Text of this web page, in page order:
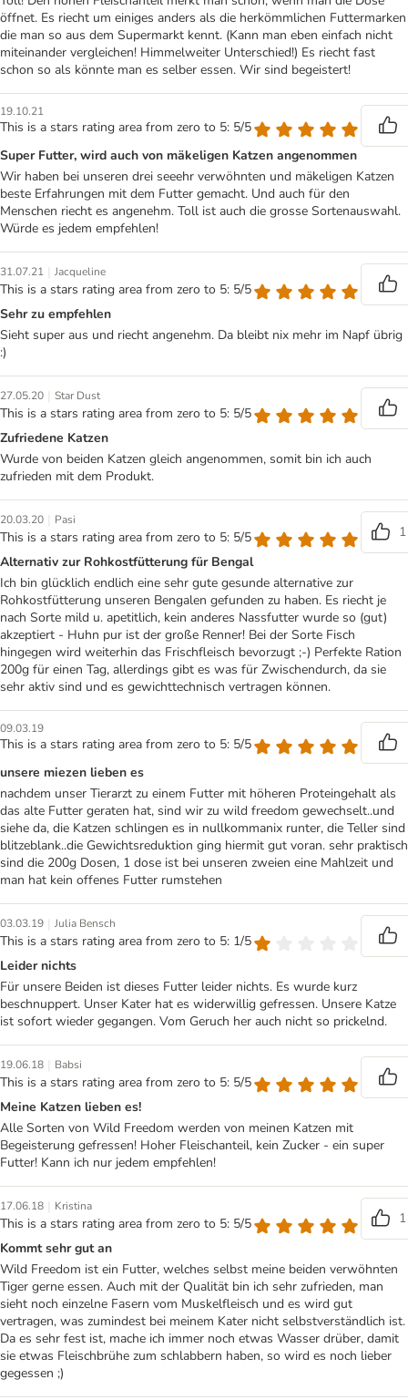
öffnet. Es riecht um einiges anders als die herkömmlichen Futtermarken
die man so aus dem Supermarkt kennt. (Kann man eben einfach nicht
miteinander vergleichen! Himmelweiter Unterschied!) Es riecht fast
schon so als könnte man es selber essen. Wir sind begeistert!
19.10.21
This is a stars rating area from zero to 5: 5/5
Super Futter, wird auch von mäkeligen Katzen angenommen
Wir haben bei unseren drei seeehr verwöhnten und mäkeligen Katzen
beste Erfahrungen mit dem Futter gemacht. Und auch für den
Menschen riecht es angenehm. Toll ist auch die grosse Sortenauswahl.
Würde es jedem empfehlen!
31.07.21 | Jacqueline
This is a stars rating area from zero to 5: 5/5
Sehr zu empfehlen
Sieht super aus und riecht angenehm. Da bleibt nix mehr im Napf übrig
:)
27.05.20 | Star Dust
This is a stars rating area from zero to 5: 5/5
Zufriedene Katzen
Wurde von beiden Katzen gleich angenommen, somit bin ich auch
zufrieden mit dem Produkt.
20.03.20 | Pasi
This is a stars rating area from zero to 5: 5/5
1
Alternativ zur Rohkostfütterung für Bengal
Ich bin glücklich endlich eine sehr gute gesunde alternative zur
Rohkostfütterung unseren Bengalen gefunden zu haben. Es riecht je
nach Sorte mild u. apetitlich, kein anderes Nassfutter wurde so (gut)
akzeptiert - Huhn pur ist der große Renner! Bei der Sorte Fisch
hingegen wird weiterhin das Frischfleisch bevorzugt ;-) Perfekte Ration
200g für einen Tag, allerdings gibt es was für Zwischendurch, da sie
sehr aktiv sind und es gewichttechnisch vertragen können.
09.03.19
This is a stars rating area from zero to 5: 5/5
unsere miezen lieben es
nachdem unser Tierarzt zu einem Futter mit höheren Proteingehalt als
das alte Futter geraten hat, sind wir zu wild freedom gewechselt..und
siehe da, die Katzen schlingen es in nullkommanix runter, die Teller sind
blitzeblank..die Gewichtsreduktion ging hiermit gut voran. sehr praktisch
sind die 200g Dosen, 1 dose ist bei unseren zweien eine Mahlzeit und
man hat kein offenes Futter rumstehen
03.03.19 | Julia Bensch
This is a stars rating area from zero to 5: 1/5
Leider nichts
Für unsere Beiden ist dieses Futter leider nichts. Es wurde kurz
beschnuppert. Unser Kater hat es widerwillig gefressen. Unsere Katze
ist sofort wieder gegangen. Vom Geruch her auch nicht so prickelnd.
19.06.18 | Babsi
This is a stars rating area from zero to 5: 5/5
Meine Katzen lieben es!
Alle Sorten von Wild Freedom werden von meinen Katzen mit
Begeisterung gefressen! Hoher Fleischanteil, kein Zucker - ein super
Futter! Kann ich nur jedem empfehlen!
17.06.18 | Kristina
This is a stars rating area from zero to 5: 5/5
1
Kommt sehr gut an
Wild Freedom ist ein Futter, welches selbst meine beiden verwöhnten
Tiger gerne essen. Auch mit der Qualität bin ich sehr zufrieden, man
sieht noch einzelne Fasern vom Muskelfleisch und es wird gut
vertragen, was zumindest bei meinem Kater nicht selbstverständlich ist.
Da es sehr fest ist, mache ich immer noch etwas Wasser drüber, damit
sie etwas Fleischbrühe zum schlabbern haben, so wird es noch lieber
gegessen ;)